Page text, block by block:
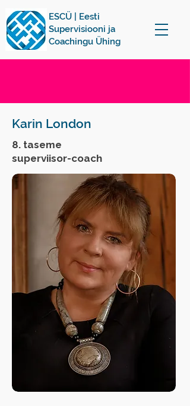
ESCÜ | Eesti
Supervisiooni ja
Coachingu Ühing
Karin London
8. taseme
superviisor-coach